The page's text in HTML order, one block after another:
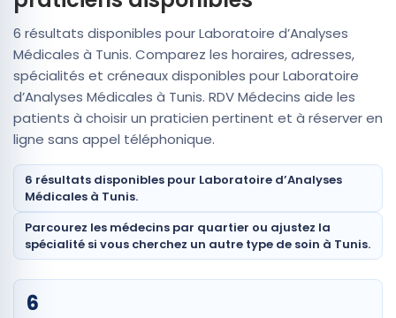
6 résultats disponibles pour Laboratoire d’Analyses
Médicales à Tunis. Comparez les horaires, adresses,
spécialités et créneaux disponibles pour Laboratoire
d’Analyses Médicales à Tunis. RDV Médecins aide les
patients à choisir un praticien pertinent et à réserver en
ligne sans appel téléphonique.
6 résultats disponibles pour Laboratoire d’Analyses
Médicales à Tunis.
Parcourez les médecins par quartier ou ajustez la
spécialité si vous cherchez un autre type de soin à Tunis.
6